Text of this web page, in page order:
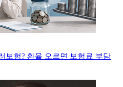
보험? 환율 오르면 보험료 부담